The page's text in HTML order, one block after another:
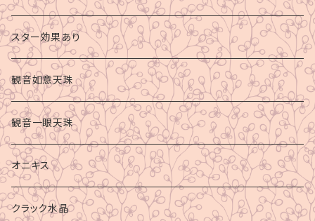
スター効果あり
観音如意天珠
観音一眼天珠
オニキス
クラック水晶